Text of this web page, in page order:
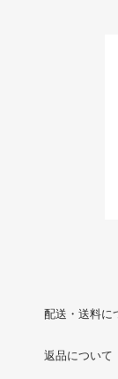
配送・送料に
返品について